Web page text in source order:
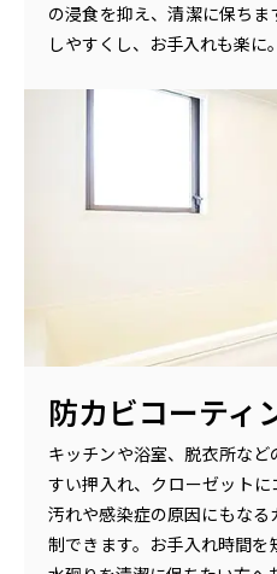
の浸食を抑え、清潔に保ち
しやすくし、お手入れも楽に。
防カビコーティ
キッチンや浴室、脱衣所な
すい押入れ、クローゼットに
汚れや感染症の原因にもな
制できます。お手入れ時間